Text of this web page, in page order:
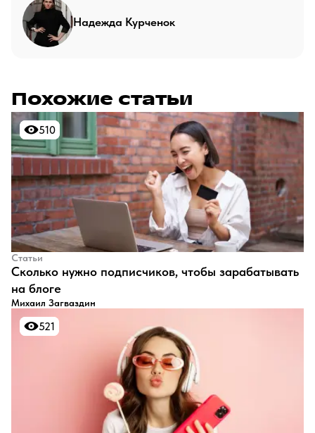
Надежда Курченок
Похожие статьи
510
510
Статьи
​Сколько нужно подписчиков, чтобы зарабатывать
на блоге
Михаил Загваздин
521
521